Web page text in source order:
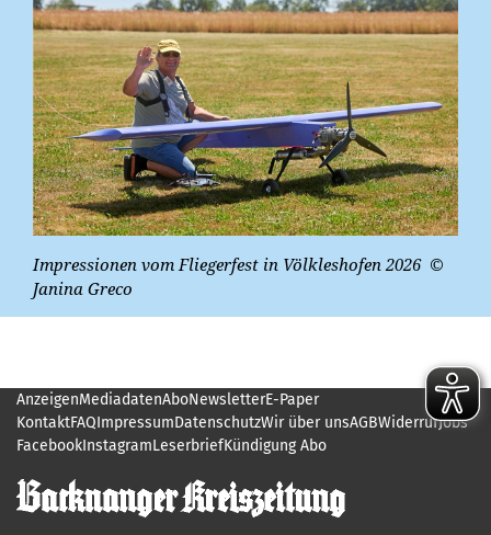
Impressionen vom Fliegerfest in Völkleshofen 2026 ©
Janina Greco
AnzeigenMediadatenAboNewsletterE-Paper
KontaktFAQImpressumDatenschutzWir über unsAGBWiderrufJobs
FacebookInstagramLeserbriefKündigung Abo